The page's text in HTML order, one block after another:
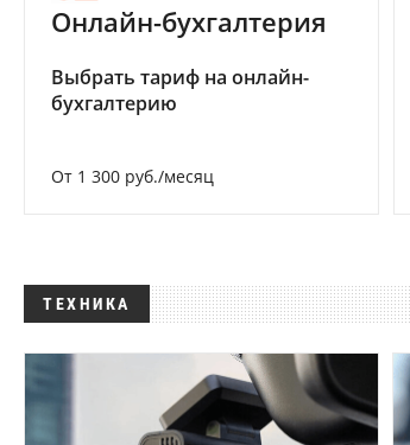
Онлайн-бухгалтерия
Выбрать тариф на онлайн-
бухгалтерию
От 1 300 руб./месяц
ТЕХНИКА